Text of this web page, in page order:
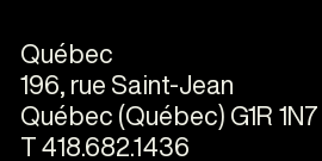
Québec
196, rue Saint-Jean
Québec (Québec) G1R 1N7
T 418.682.1436